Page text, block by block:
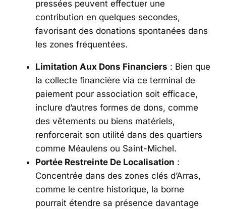
pressées peuvent effectuer une
contribution en quelques secondes,
favorisant des donations spontanées dans
les zones fréquentées.
Limitation Aux Dons Financiers : Bien que
la collecte financière via ce terminal de
paiement pour association soit efficace,
inclure d’autres formes de dons, comme
des vêtements ou biens matériels,
renforcerait son utilité dans des quartiers
comme Méaulens ou Saint-Michel.
Portée Restreinte De Localisation :
Concentrée dans des zones clés d’Arras,
comme le centre historique, la borne
pourrait étendre sa présence davantage